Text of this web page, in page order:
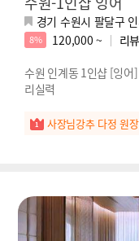
경기 수원시 팔달구
8% 120,000 ~ 리뷰
수원 인계동 1인샵 [잉어
리실력
사장님강추 다정 원